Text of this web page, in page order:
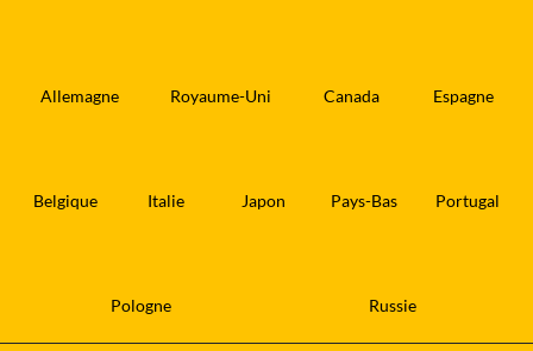
Allemagne Royaume-Uni Canada Espagne
Belgique Italie Japon Pays-Bas Portugal
Pologne Russie